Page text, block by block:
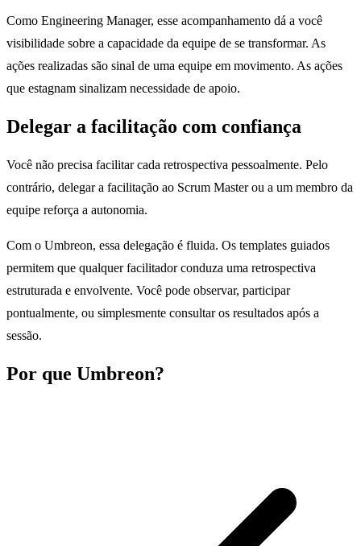
Como Engineering Manager, esse acompanhamento dá a você
visibilidade sobre a capacidade da equipe de se transformar. As
ações realizadas são sinal de uma equipe em movimento. As ações
que estagnam sinalizam necessidade de apoio.
Delegar a facilitação com confiança
Você não precisa facilitar cada retrospectiva pessoalmente. Pelo
contrário, delegar a facilitação ao Scrum Master ou a um membro da
equipe reforça a autonomia.
Com o Umbreon, essa delegação é fluida. Os templates guiados
permitem que qualquer facilitador conduza uma retrospectiva
estruturada e envolvente. Você pode observar, participar
pontualmente, ou simplesmente consultar os resultados após a
sessão.
Por que Umbreon?